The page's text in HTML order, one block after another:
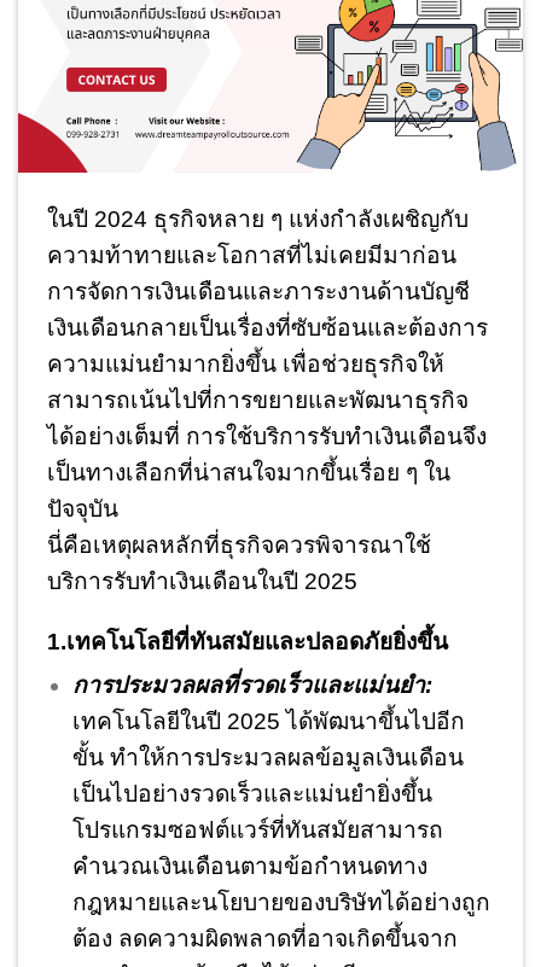
ในปี 2024 ธุรกิจหลาย ๆ แห่งกำลังเผชิญกับ
ความท้าทายและโอกาสที่ไม่เคยมีมาก่อน
การจัดการเงินเดือนและภาระงานด้านบัญชี
เงินเดือนกลายเป็นเรื่องที่ซับซ้อนและต้องการ
ความแม่นยำมากยิ่งขึ้น เพื่อช่วยธุรกิจให้
สามารถเน้นไปที่การขยายและพัฒนาธุรกิจ
ได้อย่างเต็มที่ การใช้บริการรับทำเงินเดือนจึง
เป็นทางเลือกที่น่าสนใจมากขึ้นเรื่อย ๆ ใน
ปัจจุบัน
นี่คือเหตุผลหลักที่ธุรกิจควรพิจารณาใช้
บริการรับทำเงินเดือนในปี 2025
1.เทคโนโลยีที่ทันสมัยและปลอดภัยยิ่งขึ้น
การประมวลผลที่รวดเร็วและแม่นยำ:
เทคโนโลยีในปี 2025 ได้พัฒนาขึ้นไปอีก
ขั้น ทำให้การประมวลผลข้อมูลเงินเดือน
เป็นไปอย่างรวดเร็วและแม่นยำยิ่งขึ้น
โปรแกรมซอฟต์แวร์ที่ทันสมัยสามารถ
คำนวณเงินเดือนตามข้อกำหนดทาง
กฎหมายและนโยบายของบริษัทได้อย่างถูก
ต้อง ลดความผิดพลาดที่อาจเกิดขึ้นจาก